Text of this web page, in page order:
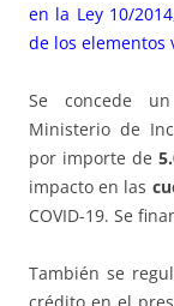
en la Ley 10/
de los elementos
Se concede
Ministerio de
por importe de
impacto en las
COVID-19. Se
También se